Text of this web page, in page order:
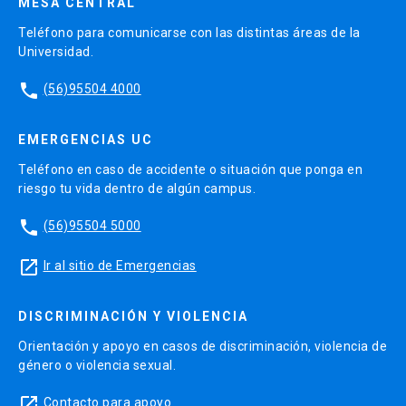
Teléfono para comunicarse con las distintas áreas de la
Universidad.
phone (56)95504 4000
EMERGENCIAS UC
Teléfono en caso de accidente o situación que ponga en
riesgo tu vida dentro de algún campus.
phone (56)95504 5000
launch Ir al sitio de Emergencias
DISCRIMINACIÓN Y VIOLENCIA
Orientación y apoyo en casos de discriminación, violencia de
género o violencia sexual.
Contacto para apoyo